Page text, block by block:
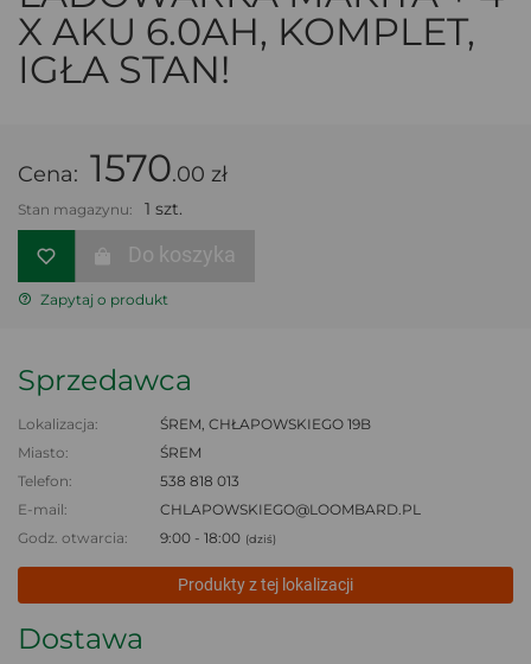
X AKU 6.0AH, KOMPLET,
IGŁA STAN!
Cena: 1570.00 zł
Stan magazynu: 1 szt.
Do koszyka
Zapytaj o produkt
Sprzedawca
Lokalizacja:
ŚREM, CHŁAPOWSKIEGO 19B
Miasto:
ŚREM
Telefon:
538 818 013
E-mail:
CHLAPOWSKIEGO@LOOMBARD.PL
Godz. otwarcia:
9:00 - 18:00 (dziś)
Produkty z tej lokalizacji
Dostawa